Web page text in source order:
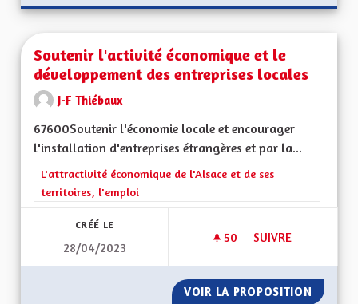
Soutenir l'activité économique et le
développement des entreprises locales
J-F Thiébaux
67600Soutenir l'économie locale et encourager
l'installation d'entreprises étrangères et par la...
Filtrer les résultats de la catégorie : L'attractivité
L'attractivité économique de l'Alsace et de ses
territoires, l'emploi
CRÉÉ LE
28/04/2023
50 50 ABONNÉS
SUIVRE
VOIR LA PROPOSITION